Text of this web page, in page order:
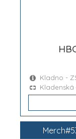
Kladno -
Kladenská